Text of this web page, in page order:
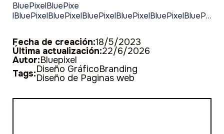
BluePixelBluePixe
lBluePixelBluePixelBluePixelBluePixelBluePixelBluePixelBluePixel
Fecha de creación:18/5/2023
Última actualización:22/6/2026
Autor:Bluepixel
Tags:Diseño GráficoBranding
Diseño de Paginas web